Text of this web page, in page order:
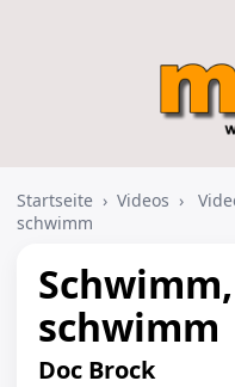
Startseite › Videos ›
schwimm
schwimm
Doc Brock